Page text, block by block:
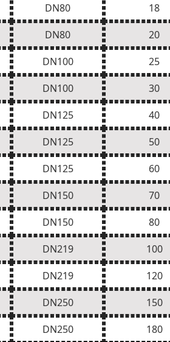
DN80 18
DN80 20
DN100 25
DN100 30
DN125 40
DN125 50
DN125 60
DN150 70
DN150 80
DN219 100
DN219 120
DN250 150
DN250 180